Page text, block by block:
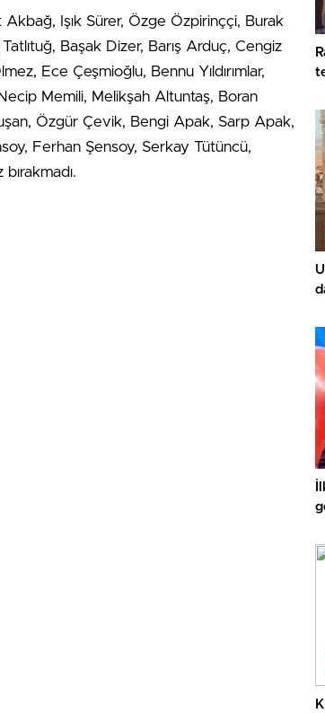
Akbağ, Işık Sürer, Özge Özpirinççi, Burak
Başak Dizer, Barış Arduç, Cengiz
Ece Çeşmioğlu, Bennu Yıldırımlar,
Memili, Melikşah Altuntaş, Boran
Özgür Çevik, Bengi Apak, Sarp Apak,
Ferhan Şensoy, Serkay Tütüncü,